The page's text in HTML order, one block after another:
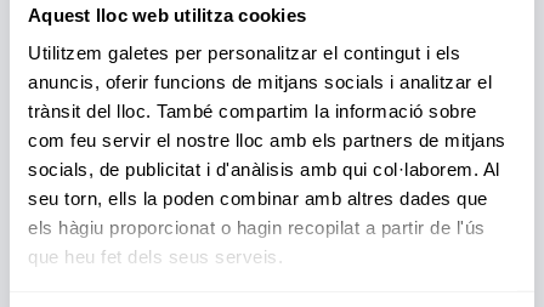
Aquest lloc web utilitza cookies
Utilitzem galetes per personalitzar el contingut i els
anuncis, oferir funcions de mitjans socials i analitzar el
trànsit del lloc. També compartim la informació sobre
com feu servir el nostre lloc amb els partners de mitjans
socials, de publicitat i d'anàlisis amb qui col·laborem. Al
seu torn, ells la poden combinar amb altres dades que
els hàgiu proporcionat o hagin recopilat a partir de l'ús
que heu fet dels seus serveis.
Les nits també han tingut un protagonisme especial: una va estar
dedicada a un joc de nit per treballar la cooperació i la creativitat, i
l’última es va acomiadar amb una animada discoteca, plena de
música i bon ambient.
Ha estat, sens dubte, una experiència completa i enriquidora que els
alumnes recordaran amb un gran somriure.